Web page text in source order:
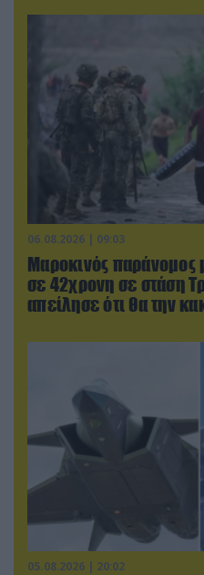
06.08.2026 | 09:03
Μαροκινός παράνομος
σε 42χρονη σε στάση
απείλησε ότι θα την
05.08.2026 | 20:02